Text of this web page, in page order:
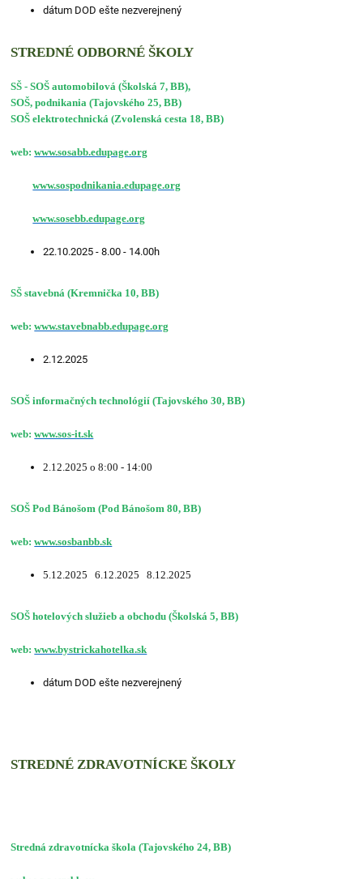
dátum DOD ešte nezverejnený
STREDNÉ ODBORNÉ ŠKOLY
SŠ - SOŠ automobilová (Školská 7, BB),
SOŠ, podnikania (Tajovského 25, BB)
SOŠ elektrotechnická (Zvolenská cesta 18, BB)
web:www.sosabb.edupage.org
www.sospodnikania.edupage.org
www.sosebb.edupage.org
22.10.2025 - 8.00 - 14.00h
SŠ stavebná (Kremnička 10, BB)
web:www.stavebnabb.edupage.org
2.12.2025
SOŠ informačných technológií (Tajovského 30, BB)
web:www.sos-it.sk
2.12.2025 o 8:00 - 14:00
SOŠ Pod Bánošom (Pod Bánošom 80, BB)
web:www.sosbanbb.sk
5.12.2025 6.12.2025 8.12.2025
SOŠ hotelových služieb a obchodu (Školská 5, BB)
web:www.bystrickahotelka.sk
dátum DOD ešte nezverejnený
STREDNÉ ZDRAVOTNÍCKE ŠKOLY
Stredná zdravotnícka škola (Tajovského 24, BB)